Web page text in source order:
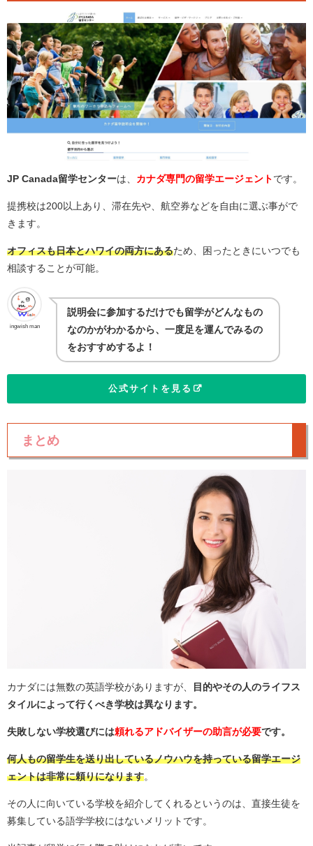
JP Canada留学センターは、 カナダ専門の留学エージェント です。
提携校は200以上あり、滞在先や、航空券などを自由に選ぶ事がで
きます。
オフィスも日本とハワイの両方にあるため、困ったときにいつでも
相談することが可能。
ingwish man
説明会に参加するだけでも留学がどんなもの
なのかがわかるから、一度足を運んでみるの
をおすすめするよ！
公式サイトを見る
まとめ
カナダには無数の英語学校がありますが、
目的やその人のライフス
タイルによって行くべき学校は異なります。
失敗しない学校選びには頼れるアドバイザーの助言が必要です。
何人もの留学生を送り出しているノウハウを持っている留学エージ
ェントは非常に頼りになります。
その人に向いている学校を紹介してくれるというのは、直接生徒を
募集している語学学校にはないメリットです。